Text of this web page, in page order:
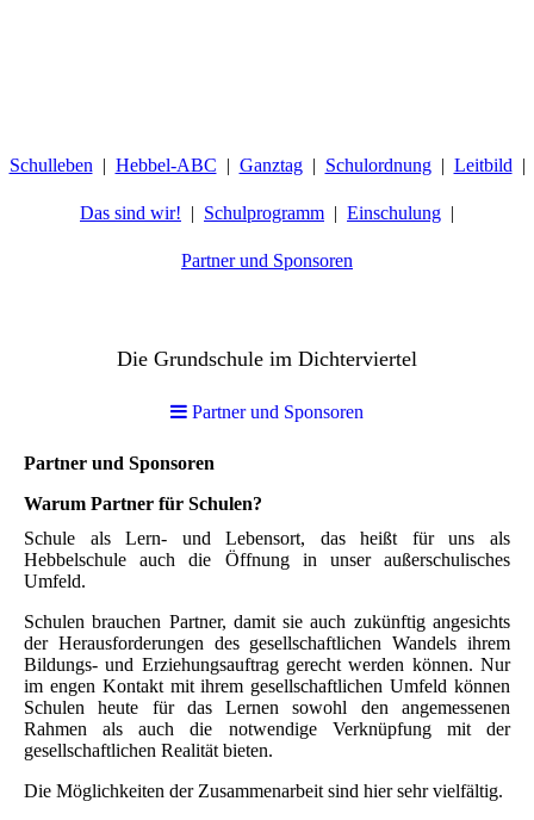
Schulleben Hebbel-ABC Ganztag Schulordnung Leitbild
Das sind wir! Schulprogramm Einschulung
Partner und Sponsoren
Die Grundschule im Dichterviertel
Partner und Sponsoren
Partner und Sponsoren
Warum Partner für Schulen?
Schule als Lern- und Lebensort, das heißt für uns als
Hebbelschule auch die Öffnung in unser außerschulisches
Umfeld.
Schulen brauchen Partner, damit sie auch zukünftig angesichts
der Herausforderungen des gesellschaftlichen Wandels ihrem
Bildungs- und Erziehungsauftrag gerecht werden können. Nur
im engen Kontakt mit ihrem gesellschaftlichen Umfeld können
Schulen heute für das Lernen sowohl den angemessenen
Rahmen als auch die notwendige Verknüpfung mit der
gesellschaftlichen Realität bieten.
Die Möglichkeiten der Zusammenarbeit sind hier sehr vielfältig.